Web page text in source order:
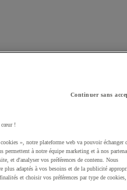
arbitre
Continuer sans
cœur !
», notre plateforme web va pouvoir échanger
permettent à notre équipe marketing et à nos
et d'analyser vos préférences de contenu. Nous
plus adaptés à vos besoins et de la publicité
et choisir vos préférences par type de cookies,